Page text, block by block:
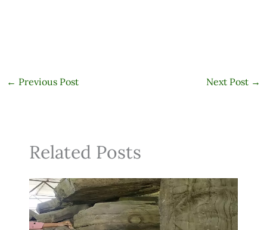
← Previous Post Next Post →
Related Posts